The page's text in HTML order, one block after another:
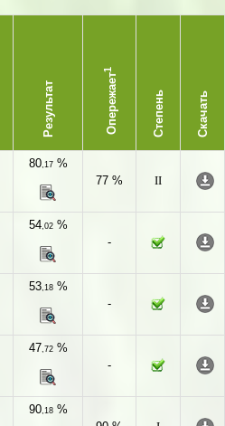
Результат Опережает
1
Степень Скачать
80,17%
77 %
II
54,02%
-
53,18%
-
47,72%
-
90,18%